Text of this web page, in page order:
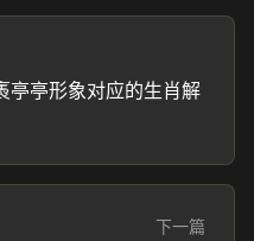
亭亭形象对应的生肖解
下一篇